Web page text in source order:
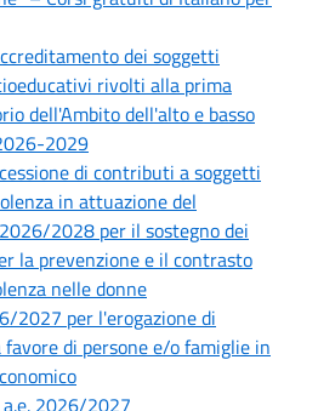
dei soggetti
rivolti alla prima
dell'Ambito dell'alto e basso
2029
di contributi a soggetti
in attuazione del
2028 per il sostegno dei
la prevenzione e il contrasto
nelle donne
2027 per l'erogazione di
di persone e/o famiglie in
2026/2027